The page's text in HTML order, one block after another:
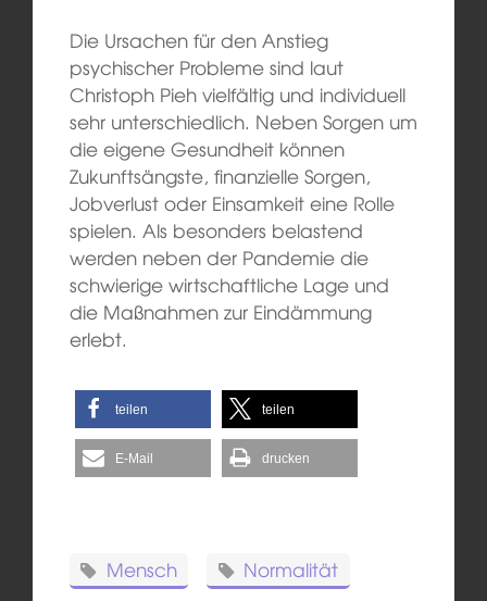
Die Ursachen für den Anstieg
psychischer Probleme sind laut
Christoph Pieh vielfältig und individuell
sehr unterschiedlich. Neben Sorgen um
die eigene Gesundheit können
Zukunftsängste, finanzielle Sorgen,
Jobverlust oder Einsamkeit eine Rolle
spielen. Als besonders belastend
werden neben der Pandemie die
schwierige wirtschaftliche Lage und
die Maßnahmen zur Eindämmung
erlebt.
teilen teilen
E-Mail drucken
Mensch Normalität